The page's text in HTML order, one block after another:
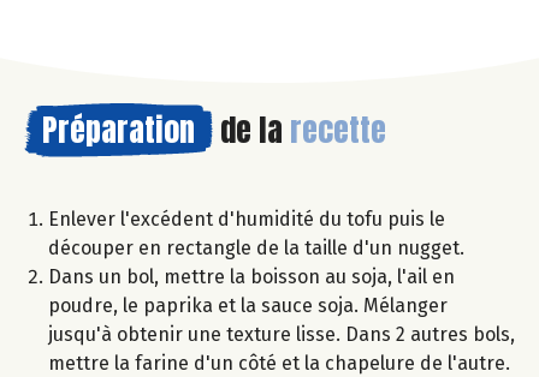
Préparation de la recette
Enlever l'excédent d'humidité du tofu puis le
découper en rectangle de la taille d'un nugget.
Dans un bol, mettre la boisson au soja, l'ail en
poudre, le paprika et la sauce soja. Mélanger
jusqu'à obtenir une texture lisse. Dans 2 autres bols,
mettre la farine d'un côté et la chapelure de l'autre.